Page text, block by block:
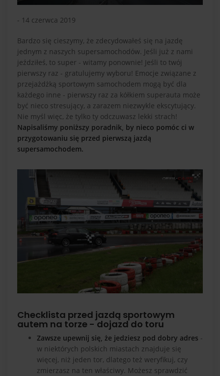
- 14 czerwca 2019
Bardzo się cieszymy, że zdecydowałeś się na jazdę
jednym z naszych supersamochodów. Jeśli już z nami
jeździłeś, to super - witamy ponownie! Jeśli to twój
pierwszy raz - gratulujemy wyboru! Emocje związane z
przejażdżką sportowym samochodem mogą być dla
każdego inne - pierwszy raz za kółkiem superauta może
być nieco stresujący, a zarazem niezwykle ekscytujący.
Nie myśl więc, że tylko ty odczuwasz lekki strach!
Napisaliśmy poniższy poradnik, by nieco pomóc ci w
przygotowaniu się przed pierwszą jazdą
supersamochodem.
Checklista przed jazdą sportowym
autem na torze - dojazd do toru
Zawsze upewnij się, że jedziesz pod dobry adres -
w niektórych polskich miastach znajduje się
więcej, niż jeden tor, dlatego też weryfikuj, czy
zmierzasz na ten właściwy. Możesz sprawdzić